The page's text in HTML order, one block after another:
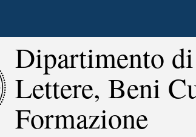
Dipartimento
Lettere, Beni
Formazione